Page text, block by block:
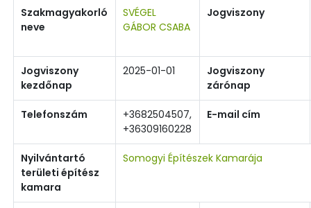
Szakmagyakorló
neve
SVÉGEL
GÁBOR CSABA
Jogviszony
Jogviszony
kezdőnap
2025-01-01
Jogviszony
zárónap
Telefonszám
+3682504507,
+36309160228
E-mail cím
Nyilvántartó
területi építész
kamara
Somogyi Építészek Kamarája